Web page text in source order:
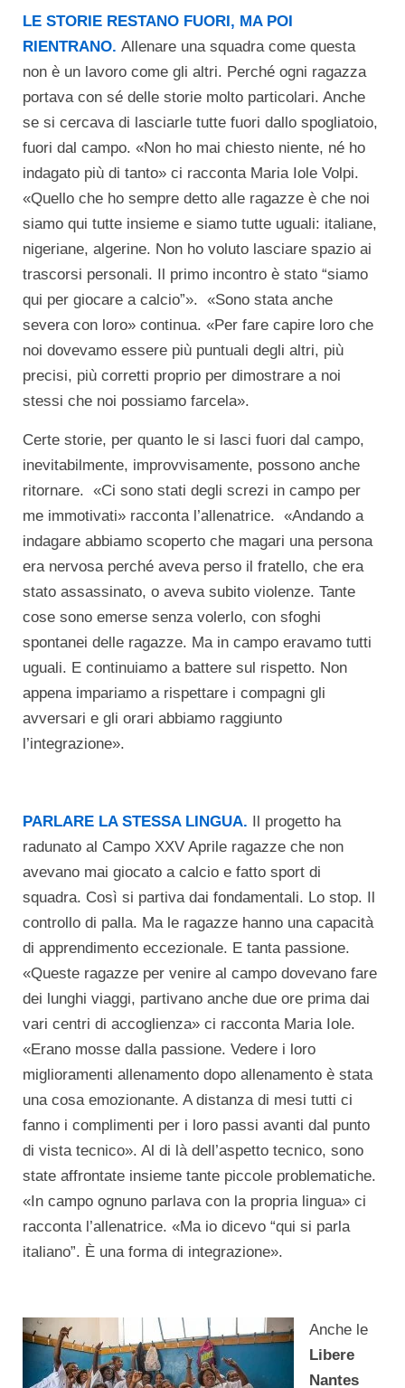
LE STORIE RESTANO FUORI, MA POI
RIENTRANO. Allenare una squadra come questa
non è un lavoro come gli altri. Perché ogni ragazza
portava con sé delle storie molto particolari. Anche
se si cercava di lasciarle tutte fuori dallo spogliatoio,
fuori dal campo. «Non ho mai chiesto niente, né ho
indagato più di tanto» ci racconta Maria Iole Volpi.
«Quello che ho sempre detto alle ragazze è che noi
siamo qui tutte insieme e siamo tutte uguali: italiane,
nigeriane, algerine. Non ho voluto lasciare spazio ai
trascorsi personali. Il primo incontro è stato “siamo
qui per giocare a calcio”». «Sono stata anche
severa con loro» continua. «Per fare capire loro che
noi dovevamo essere più puntuali degli altri, più
precisi, più corretti proprio per dimostrare a noi
stessi che noi possiamo farcela».
Certe storie, per quanto le si lasci fuori dal campo,
inevitabilmente, improvvisamente, possono anche
ritornare. «Ci sono stati degli screzi in campo per
me immotivati» racconta l’allenatrice. «Andando a
indagare abbiamo scoperto che magari una persona
era nervosa perché aveva perso il fratello, che era
stato assassinato, o aveva subito violenze. Tante
cose sono emerse senza volerlo, con sfoghi
spontanei delle ragazze. Ma in campo eravamo tutti
uguali. E continuiamo a battere sul rispetto. Non
appena impariamo a rispettare i compagni gli
avversari e gli orari abbiamo raggiunto
l’integrazione».
PARLARE LA STESSA LINGUA.
Il progetto ha
radunato al Campo XXV Aprile ragazze che non
avevano mai giocato a calcio e fatto sport di
squadra. Così si partiva dai fondamentali. Lo stop. Il
controllo di palla. Ma le ragazze hanno una capacità
di apprendimento eccezionale. E tanta passione.
«Queste ragazze per venire al campo dovevano fare
dei lunghi viaggi, partivano anche due ore prima dai
vari centri di accoglienza» ci racconta Maria Iole.
«Erano mosse dalla passione. Vedere i loro
miglioramenti allenamento dopo allenamento è stata
una cosa emozionante. A distanza di mesi tutti ci
fanno i complimenti per i loro passi avanti dal punto
di vista tecnico». Al di là dell’aspetto tecnico, sono
state affrontate insieme tante piccole problematiche.
«In campo ognuno parlava con la propria lingua» ci
racconta l’allenatrice. «Ma io dicevo “qui si parla
italiano”. È una forma di integrazione».
Anche le
Libere
Nantes